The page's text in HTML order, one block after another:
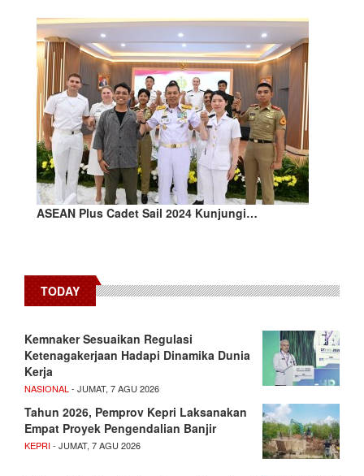
ASEAN Plus Cadet Sail 2024 Kunjungi…
TODAY
Kemnaker Sesuaikan Regulasi
Ketenagakerjaan Hadapi Dinamika Dunia
Kerja
NASIONAL- JUMAT, 7 AGU 2026
Tahun 2026, Pemprov Kepri Laksanakan
Empat Proyek Pengendalian Banjir
KEPRI- JUMAT, 7 AGU 2026